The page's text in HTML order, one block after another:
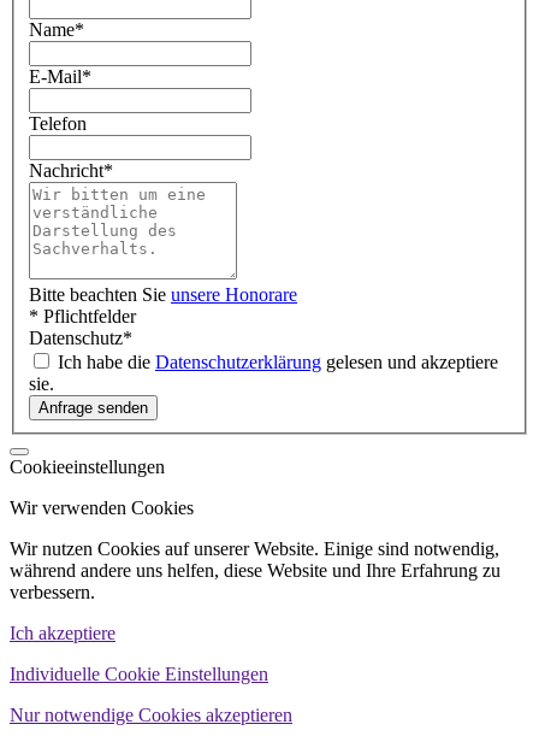
Name*
E-Mail*
Telefon
Nachricht*
Bitte beachten Sie unsere Honorare
* Pflichtfelder
Datenschutz*
Ich habe die Datenschutzerklärung gelesen und akzeptiere
sie.
Cookieeinstellungen
Wir verwenden Cookies
Wir nutzen Cookies auf unserer Website. Einige sind notwendig,
während andere uns helfen, diese Website und Ihre Erfahrung zu
verbessern.
Ich akzeptiere
Individuelle Cookie Einstellungen
Nur notwendige Cookies akzeptieren